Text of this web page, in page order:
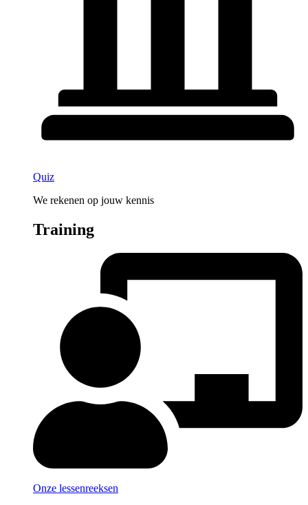
Quiz
We rekenen op jouw kennis
Training
Onze lessenreeksen